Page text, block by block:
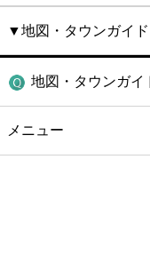
▼地図・タウンガイド
地図・タウンガイ
メニュー